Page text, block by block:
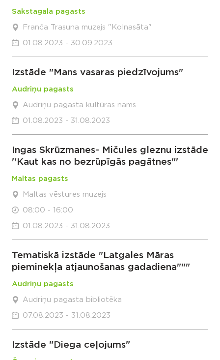
Sakstagala pagasts
Franča Trasuna muzejs "Kolnasāta"
01.08.2023 - 30.09.2023
Izstāde "Mans vasaras piedzīvojums"
Audriņu pagasts
Audriņu pagasta kultūras nams
01.08.2023 - 31.08.2023
Ingas Skrūzmanes- Mičules gleznu izstāde
''Kaut kas no bezrūpīgās pagātnes"'
Maltas pagasts
Maltas vēstures muzejs
08:00 - 16:00
01.08.2023 - 31.08.2023
Tematiskā izstāde "Latgales Māras
pieminekļa atjaunošanas gadadiena"""
Audriņu pagasts
Audriņu pagasta bibliotēka
07.08.2023 - 31.08.2023
Izstāde "Diega ceļojums"